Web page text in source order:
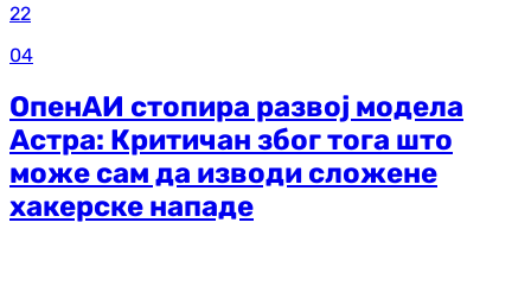
22
04
ОпенАИ стопира развој модела
Астра: Критичан због тога што
може сам да изводи сложене
хакерске нападе